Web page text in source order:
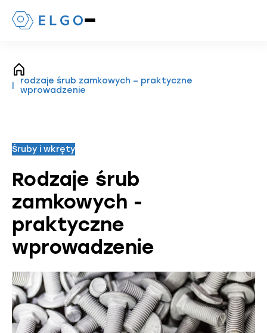
Naciśnij,
menu
mobilne
strona
główna
rodzaje śrub zamkowych – praktyczne
wprowadzenie
Śruby i wkręty
Rodzaje śrub
zamkowych -
praktyczne
wprowadzenie